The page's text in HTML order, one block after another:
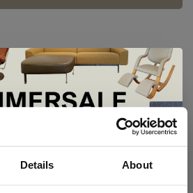
Details About
bij Snip Wonen+ is
gestart!